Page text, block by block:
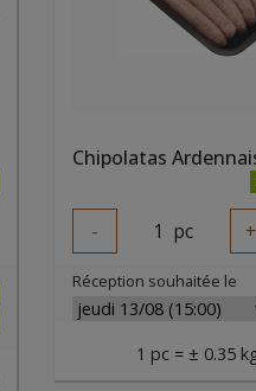
- 1 pc +
Réception souhaitée le
1 pc = ± 0.35